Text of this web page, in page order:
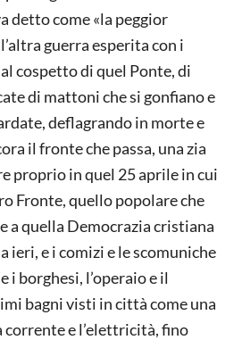
detto come «la peggior
guerra esperita con i
cospetto di quel Ponte, di
di mattoni che si gonfiano e
deflagrando in morte e
il fronte che passa, una zia
proprio in quel 25 aprile in cui
Fronte, quello popolare che
a quella Democrazia cristiana
ieri, e i comizi e le scomuniche
i borghesi, l’operaio e il
bagni visti in città come una
corrente e l’elettricità, fino